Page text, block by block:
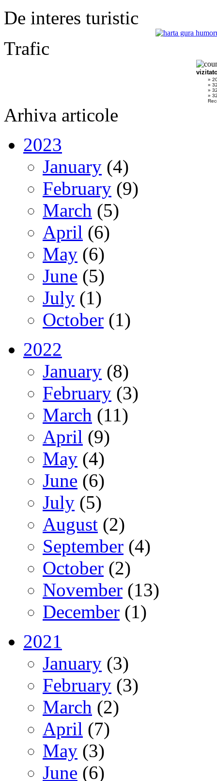
De interes turistic
Trafic
»
»
»
»
Arhiva articole
2023
January (4)
February (9)
March (5)
April (6)
May (6)
June (5)
July (1)
October (1)
2022
January (8)
February (3)
March (11)
April (9)
May (4)
June (6)
July (5)
August (2)
September (4)
October (2)
November (13)
December (1)
2021
January (3)
February (3)
March (2)
April (7)
May (3)
June (6)